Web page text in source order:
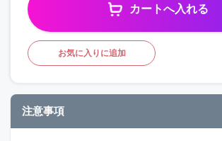
カートへ入れる
お気に入りに追加
注意事項